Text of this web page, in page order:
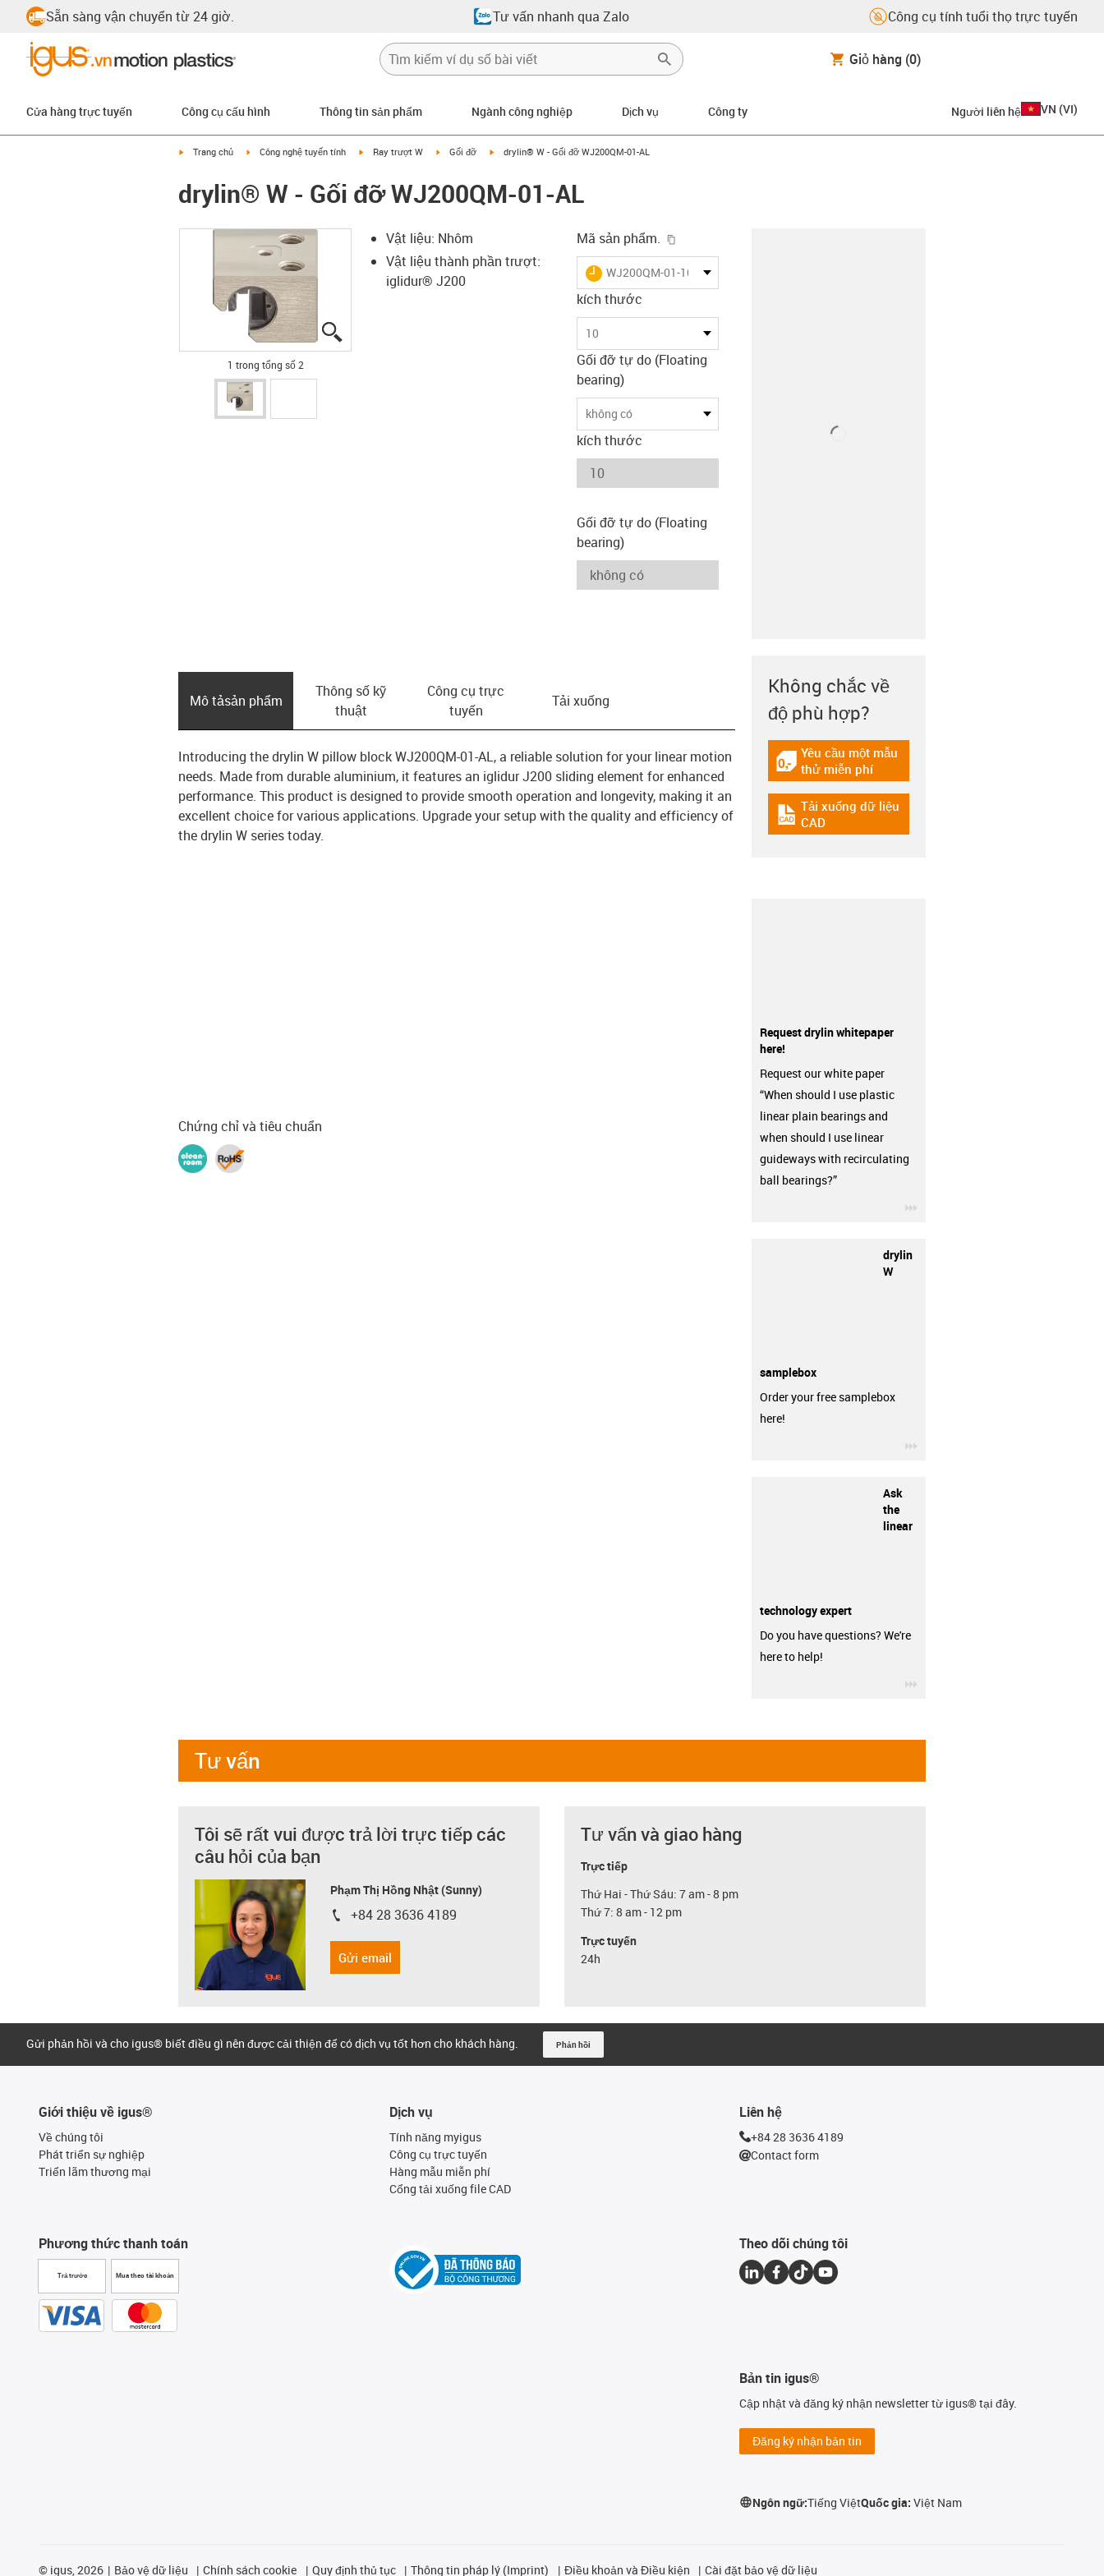
Sẵn sàng vận chuyển từ 24 giờ. Tư vấn nhanh qua Zalo Công cụ tính tuổi thọ trực tuyến
Giỏ hàng (0)
Cửa hàng trực tuyến Công cụ cấu hình Thông tin sản phẩm Ngành công nghiệp Dịch vụ Công ty Người liên hệ VN (VI)
igus-icon-arrow-right
Trang chủ igus-icon-arrow-right
Công nghệ tuyến tính igus-icon-arrow-right
Ray trượt W igus-icon-arrow-right
Gối đỡ igus-icon-arrow-right
drylin® W - Gối đỡ WJ200QM-01-AL
drylin® W - Gối đỡ WJ200QM-01-AL
1 trong tổng số 2
Vật liệu: Nhôm
Vật liệu thành phần trượt:
iglidur® J200
Mã sản phẩm.
igus-icon-lieferzeit
WJ200QM-01-10-AL
kích thước
10
Gối đỡ tự do (Floating
bearing)
không có
kích thước
Gối đỡ tự do (Floating
bearing)
Mô tả­sản phẩm
Thông số kỹ
thuật
Công cụ trực
tuyến
Tải xuống
Introducing the drylin W pillow block WJ200QM-01-AL, a reliable solution for your linear motion
needs. Made from durable aluminium, it features an iglidur J200 sliding element for enhanced
performance. This product is designed to provide smooth operation and longevity, making it an
excellent choice for various applications. Upgrade your setup with the quality and efficiency of
the drylin W series today.
Chứng chỉ và tiêu chuẩn
Không chắc về
độ phù hợp?
igus-icon-gratismuster
Yêu cầu một mẫu
thử miễn phí
igus-icon-cad-dateien
Tải xuống dữ liệu
CAD
Request drylin whitepaper
here!
Request our white paper
“When should I use plastic
linear plain bearings and
when should I use linear
guideways with recirculating
ball bearings?”
drylin
W
samplebox
Order your free samplebox
here!
Ask
the
linear
technology expert
Do you have questions? We're
here to help!
Tư vấn
Tôi sẽ rất vui được trả lời trực tiếp các
câu hỏi của bạn
Phạm Thị Hồng Nhật (Sunny)
igus-icon-phone
+84 28 3636 4189
Gửi email
Tư vấn và giao hàng
Trực tiếp
Thứ Hai - Thứ Sáu: 7 am - 8 pm
Thứ 7: 8 am - 12 pm
Trực tuyến
24h
Gửi phản hồi và cho igus® biết điều gì nên được cải thiện để có dịch vụ tốt hơn cho khách hàng. Phản hồi
Giới thiệu về igus®
Về chúng tôi
Phát triển sự nghiệp
Triển lãm thương mại
Phương thức thanh toán
Trả trước Mua theo tài khoản
Dịch vụ
Tính năng myigus
Công cụ trực tuyến
Hàng mẫu miễn phí
Cổng tải xuống file CAD
Liên hệ
+84 28 3636 4189
Contact form
Theo dõi chúng tôi
Bản tin igus®
Cập nhật và đăng ký nhận newsletter từ igus® tại đây.
Đăng ký nhận bản tin
Ngôn ngữ:Tiếng ViệtQuốc gia:Việt Nam
© igus, 2026 Bảo vệ dữ liệu Chính sách cookie Quy định thủ tục Thông tin pháp lý (Imprint) Điều khoản và Điều kiện Cài đặt bảo vệ dữ liệu